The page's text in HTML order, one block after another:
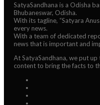
SatyaSandhana is a Odisha
Bhubaneswar, Odisha.
With its tagline, “Satyara
every news.
With a team of dedicated
news that is important and
At SatyaSandhana, we put
content to bring the facts to